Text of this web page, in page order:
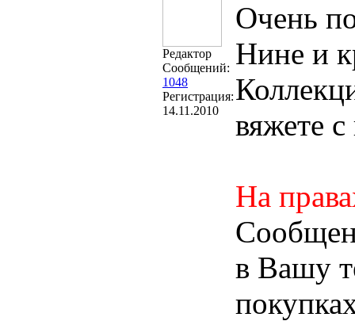
Редактор
Сообщений:
1048
Регистрация:
14.11.2010
Очень
Нине и
вяжете
На
в Вашу